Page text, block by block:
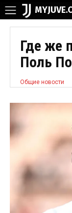
Где же
Поль
Общие новости